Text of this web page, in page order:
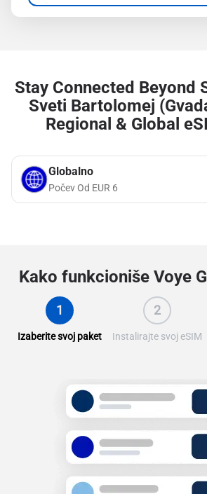
Stay Connected Beyond
Sveti Bartolomej
Regional & Global
Globalno
Počev Od EUR 6
Kako funkcioniše Voye
1
Izaberite svoj paket
2
Instalirajte svoj eSIM